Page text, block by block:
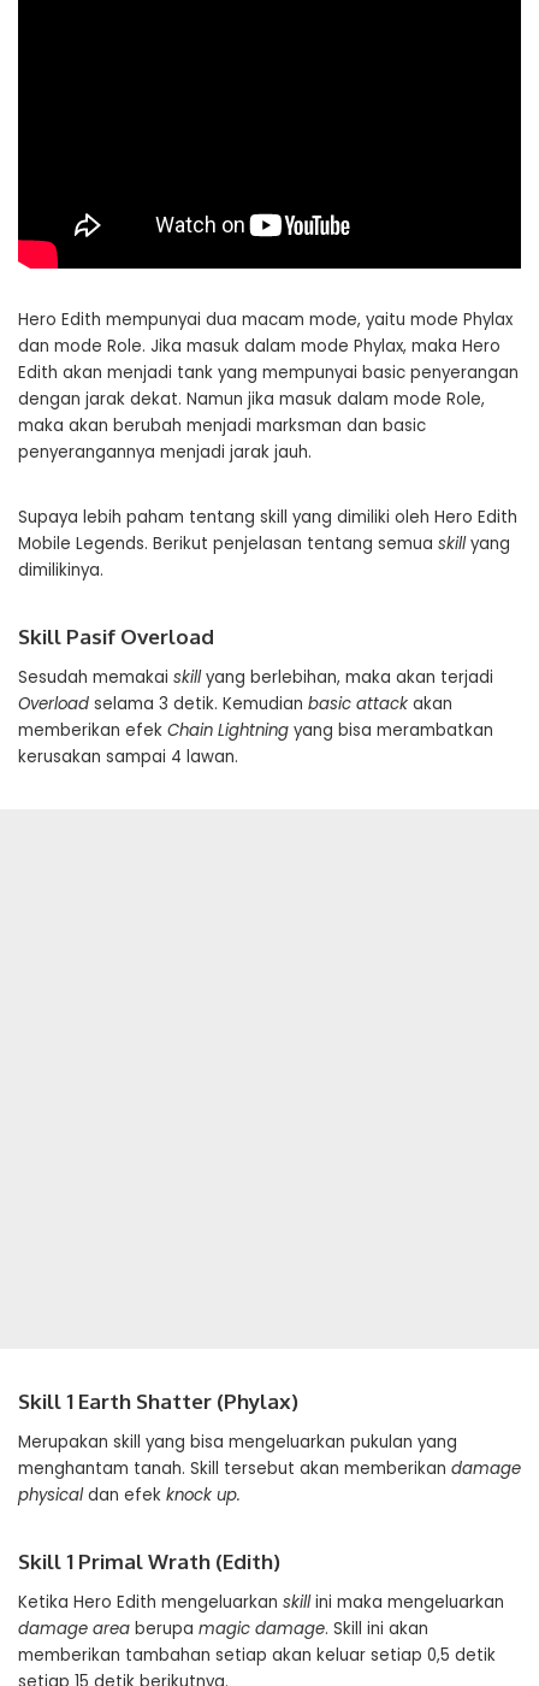
Hero Edith mempunyai dua macam mode, yaitu mode Phylax
dan mode Role. Jika masuk dalam mode Phylax, maka Hero
Edith akan menjadi tank yang mempunyai basic penyerangan
dengan jarak dekat. Namun jika masuk dalam mode Role,
maka akan berubah menjadi marksman dan basic
penyerangannya menjadi jarak jauh.
Supaya lebih paham tentang skill yang dimiliki oleh Hero Edith
Mobile Legends. Berikut penjelasan tentang semua skillyang
dimilikinya.
Skill Pasif Overload
Sesudah memakai skillyang berlebihan, maka akan terjadi
Overload selama 3 detik. Kemudian basic attack akan
memberikan efek Chain Lightning yang bisa merambatkan
kerusakan sampai 4 lawan.
Skill 1 Earth Shatter (Phylax)
Merupakan skill yang bisa mengeluarkan pukulan yang
menghantam tanah. Skill tersebut akan memberikan damage
physicaldan efek knock up.
Skill 1 Primal Wrath (Edith)
Ketika Hero Edith mengeluarkan skillini maka mengeluarkan
damage area berupa magic damage. Skill ini akan
memberikan tambahan setiap akan keluar setiap 0,5 detik
setiap 15 detik berikutnya.